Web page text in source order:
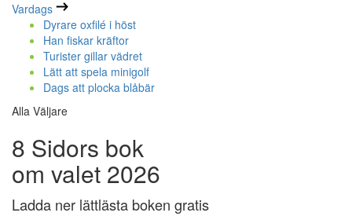
Vardags
Dyrare oxfilé i höst
Han fiskar kräftor
Turister gillar vädret
Lätt att spela minigolf
Dags att plocka blåbär
Alla Väljare
8 Sidors bok
om valet 2026
Ladda ner lättlästa boken gratis